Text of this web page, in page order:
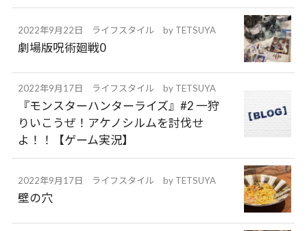
2022年9月22日 ライフスタイル by TETSUYA
劇場版呪術廻戦0
2022年9月17日 ライフスタイル by TETSUYA
『モンスターハンターライズ』#2 一狩
りいこうぜ！アケノシルムを討伐せ
よ！！【ゲーム実況】
2022年9月17日 ライフスタイル by TETSUYA
壁の穴